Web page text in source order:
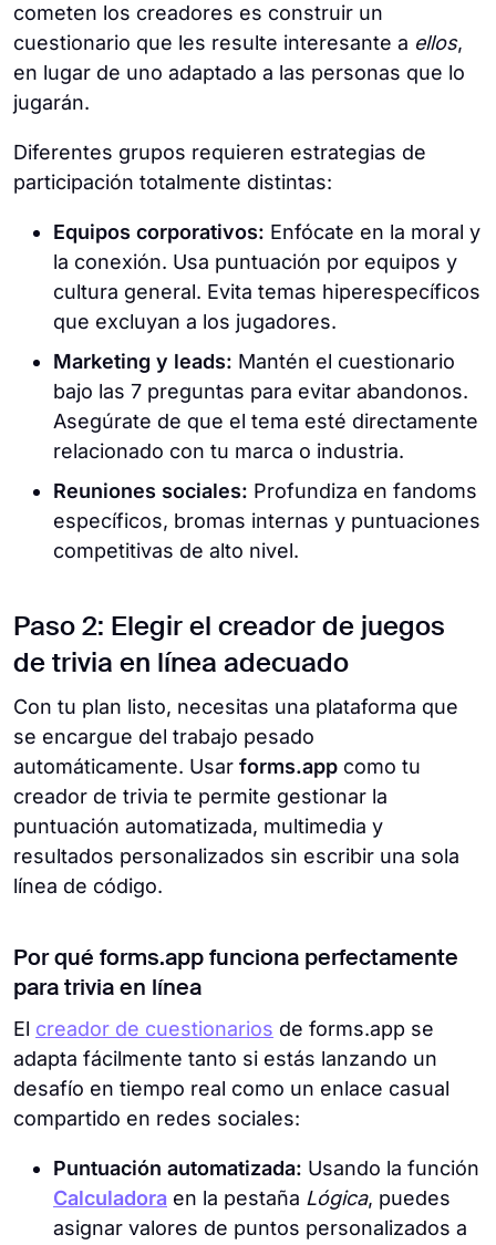
cometen los creadores es construir un
cuestionario que les resulte interesante a ellos,
en lugar de uno adaptado a las personas que lo
jugarán.
Diferentes grupos requieren estrategias de
participación totalmente distintas:
Equipos corporativos: Enfócate en la moral y
la conexión. Usa puntuación por equipos y
cultura general. Evita temas hiperespecíficos
que excluyan a los jugadores.
Marketing y leads: Mantén el cuestionario
bajo las 7 preguntas para evitar abandonos.
Asegúrate de que el tema esté directamente
relacionado con tu marca o industria.
Reuniones sociales: Profundiza en fandoms
específicos, bromas internas y puntuaciones
competitivas de alto nivel.
Paso 2: Elegir el creador de juegos
de trivia en línea adecuado
Con tu plan listo, necesitas una plataforma que
se encargue del trabajo pesado
automáticamente. Usar forms.app como tu
creador de trivia te permite gestionar la
puntuación automatizada, multimedia y
resultados personalizados sin escribir una sola
línea de código.
Por qué forms.app funciona perfectamente
para trivia en línea
El creador de cuestionarios de forms.app se
adapta fácilmente tanto si estás lanzando un
desafío en tiempo real como un enlace casual
compartido en redes sociales:
Puntuación automatizada: Usando la función
Calculadora en la pestaña Lógica, puedes
asignar valores de puntos personalizados a